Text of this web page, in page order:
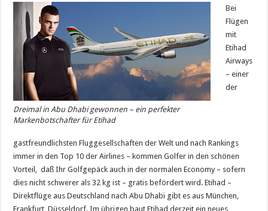
Dreimal in Abu Dhabi gewonnen – ein perfekter
Markenbotschafter für Etihad
Bei
Flügen
mit
Etihad
Airways
– einer
der
gastfreundlichsten Fluggesellschaften der Welt und nach Rankings
immer in den Top 10 der Airlines – kommen Golfer in den schönen
Vorteil, daß Ihr Golfgepäck auch in der normalen Economy – sofern
dies nicht schwerer als 32 kg ist – gratis befördert wird. Etihad –
Direktflüge aus Deutschland nach Abu Dhabi gibt es aus München,
Frankfurt, Düsseldorf. Im übrigen baut Etihad derzeit ein neues